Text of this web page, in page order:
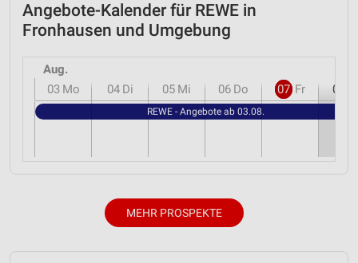
Angebote-Kalender für REWE in
Fronhausen und Umgebung
Aug.
03 Mo 04 Di 05 Mi 06 Do 07 Fr 08
REWE - Angebote ab 03.08.
MEHR PROSPEKTE